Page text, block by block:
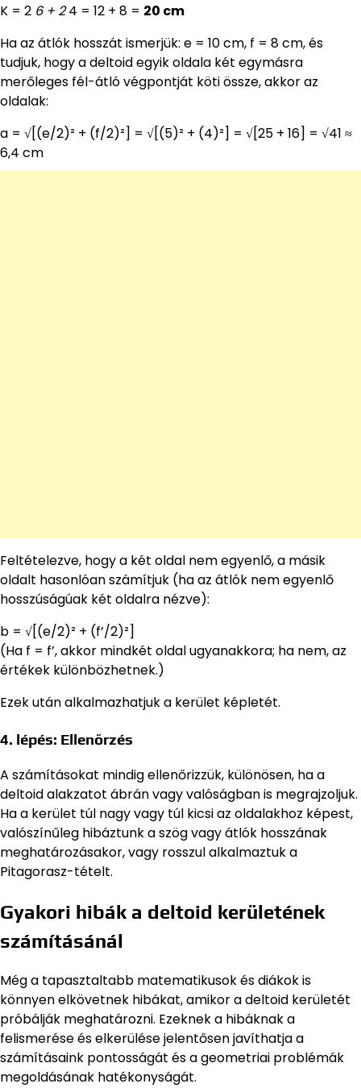
K = 2 6 + 24 = 12 + 8 = 20 cm
Ha az átlók hosszát ismerjük: e = 10 cm, f = 8 cm, és
tudjuk, hogy a deltoid egyik oldala két egymásra
merőleges fél-átló végpontját köti össze, akkor az
oldalak:
a = √[(e/2)² + (f/2)²] = √[(5)² + (4)²] = √[25 + 16] = √41 ≈
6,4 cm
Feltételezve, hogy a két oldal nem egyenlő, a másik
oldalt hasonlóan számítjuk (ha az átlók nem egyenlő
hosszúságúak két oldalra nézve):
b = √[(e/2)² + (f’/2)²]
(Ha f = f’, akkor mindkét oldal ugyanakkora; ha nem, az
értékek különbözhetnek.)
Ezek után alkalmazhatjuk a kerület képletét.
4. lépés: Ellenőrzés
A számításokat mindig ellenőrizzük, különösen, ha a
deltoid alakzatot ábrán vagy valóságban is megrajzoljuk.
Ha a kerület túl nagy vagy túl kicsi az oldalakhoz képest,
valószínűleg hibáztunk a szög vagy átlók hosszának
meghatározásakor, vagy rosszul alkalmaztuk a
Pitagorasz-tételt.
Gyakori hibák a deltoid kerületének
számításánál
Még a tapasztaltabb matematikusok és diákok is
könnyen elkövetnek hibákat, amikor a deltoid kerületét
próbálják meghatározni. Ezeknek a hibáknak a
felismerése és elkerülése jelentősen javíthatja a
számításaink pontosságát és a geometriai problémák
megoldásának hatékonyságát.